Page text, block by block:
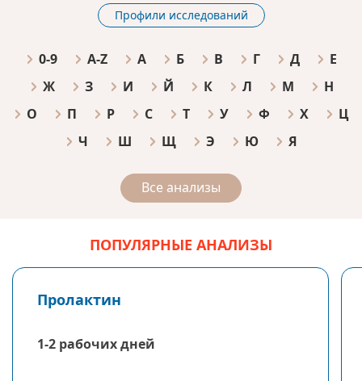
Профили исследований
0-9 A-Z А Б В Г Д
Е
Ж
З И Й К Л М
Н
О
П Р С Т У Ф Х
Ц
Ч
Ш Щ Э Ю Я
Все анализы
ПОПУЛЯРНЫЕ АНАЛИЗЫ
Пролактин
1-2 рабочих дней